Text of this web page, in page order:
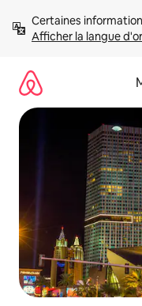
directement
Afficher la langue